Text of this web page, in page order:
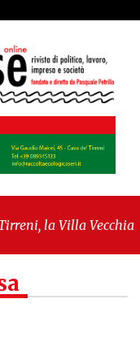
la Villa Vecchia
seduta
chiarezza!”"